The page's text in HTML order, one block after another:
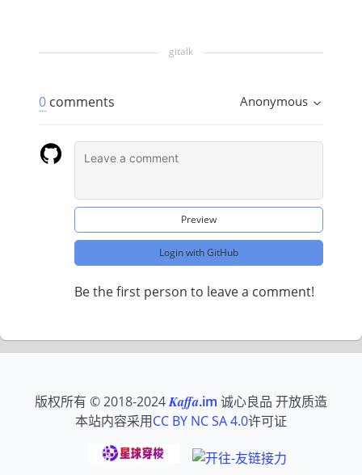
0 comments Anonymous
Preview
Login with GitHub
Be the first person to leave a comment!
版权所有 © 2018-2024Kaffa.im 诚心良品 开放质造
本站内容采用CC BY NC SA 4.0许可证